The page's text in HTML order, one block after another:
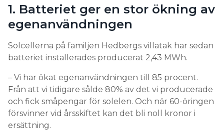
1. Batteriet ger en stor ökning av
egenanvändningen
Solcellerna på familjen Hedbergs villatak har sedan
batteriet installerades producerat 2,43 MWh.
– Vi har ökat egenanvändningen till 85 procent.
Från att vi tidigare sålde 80% av det vi producerade
och fick småpengar för solelen. Och när 60-öringen
försvinner vid årsskiftet kan det bli noll kronor i
ersättning.